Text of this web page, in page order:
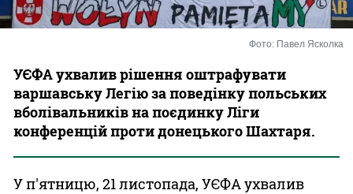
Фото: Павел Ясколка
УЄФА ухвалив рішення оштрафувати
варшавську Легію за поведінку польських
вболівальників на поєдинку Ліги
конференцій проти донецького Шахтаря.
У п'ятницю, 21 листопада, УЄФА ухвалив